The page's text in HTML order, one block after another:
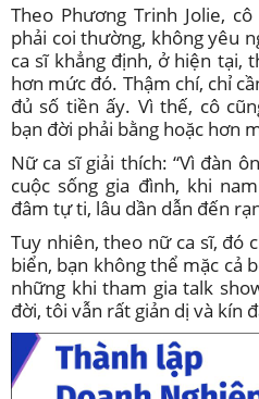
Theo Phương Trinh Jolie,
phải coi thường, không yêu
ca sĩ khẳng định, ở hiện tại,
hơn mức đó. Thậm chí, chỉ
đủ số tiền ấy. Vì thế, cô
bạn đời phải bằng hoặc hơn
Nữ ca sĩ giải thích: “Vì đàn
cuộc sống gia đình, khi
đâm tự ti, lâu dần dẫn đến
Tuy nhiên, theo nữ ca sĩ, đó
biển, bạn không thể mặc cả
những khi tham gia talk
đời, tôi vẫn rất giản dị và kín